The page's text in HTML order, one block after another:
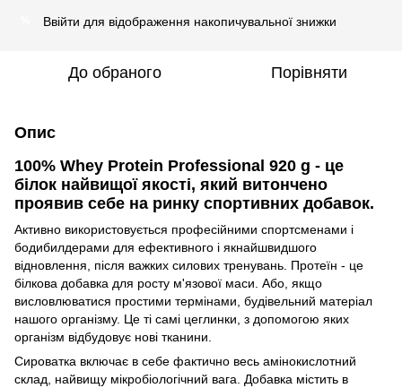
Ввійти для відображення накопичувальної знижки
До обраного Порівняти
Опис
100% Whey Protein Professional 920 g - це
білок найвищої якості, який витончено
проявив себе на ринку спортивних добавок.
Активно використовується професійними спортсменами і
бодибилдерами для ефективного і якнайшвидшого
відновлення, після важких силових тренувань. Протеїн - це
білкова добавка для росту м'язової маси. Або, якщо
висловлюватися простими термінами, будівельний матеріал
нашого організму. Це ті самі цеглинки, з допомогою яких
організм відбудовує нові тканини.
Сироватка включає в себе фактично весь амінокислотний
склад, найвищу мікробіологічний вага. Добавка містить в